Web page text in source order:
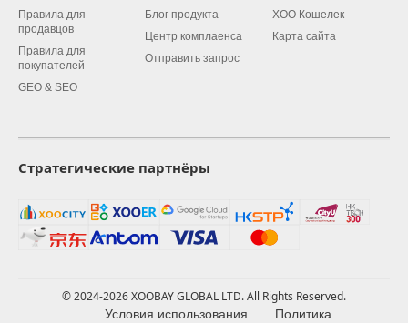
Правила для
продавцов
Правила для
покупателей
GEO & SEO
Блог продукта
Центр комплаенса
Отправить запрос
XOO Кошелек
Карта сайта
Стратегические партнёры
© 2024-2026 XOOBAY GLOBAL LTD. All Rights Reserved.
Условия использования Политика